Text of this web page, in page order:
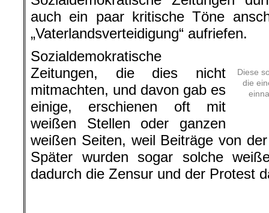
auch ein paar kritische Töne
„Vaterlandsverteidigung“ aufriefen.
Diese
die
Sozialdemokratische
Zeitungen, die dies nicht
mitmachten, und davon gab es
einige, erschienen oft mit
weißen Stellen oder ganzen
weißen Seiten, weil Beiträge von
Später wurden sogar solche
dadurch die Zensur und der Protest